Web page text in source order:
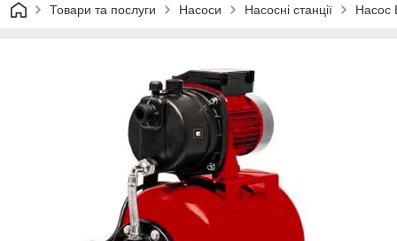
Товари та послуги Насоси Насосні станції Насос